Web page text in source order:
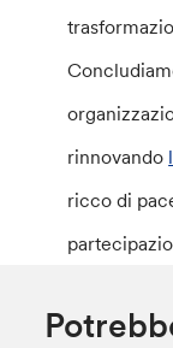
rinnovando
ricco di